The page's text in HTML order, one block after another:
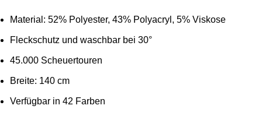
Material: 52% Polyester, 43% Polyacryl, 5% Viskose
Fleckschutz und waschbar bei 30°
45.000 Scheuertouren
Breite: 140 cm
Verfügbar in 42 Farben